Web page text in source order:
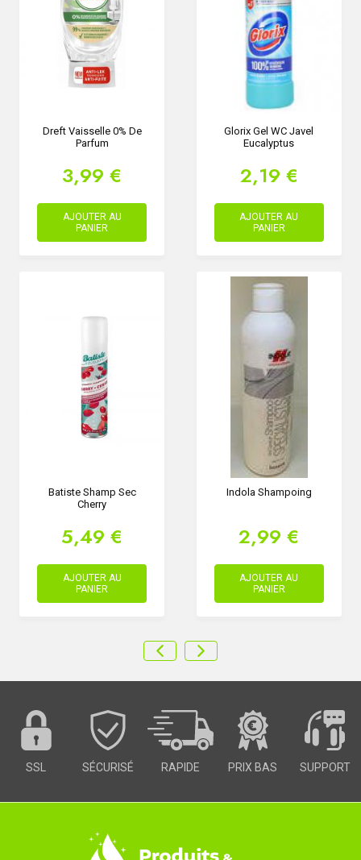
Dreft Vaisselle 0% De
Parfum
3,99 €
AJOUTER AU
PANIER
Glorix Gel WC Javel
Eucalyptus
2,19 €
AJOUTER AU
PANIER
Batiste Shamp Sec
Cherry
5,49 €
AJOUTER AU
PANIER
Indola Shampoing
2,99 €
AJOUTER AU
PANIER
SSL SÉCURISÉ RAPIDE PRIX BAS SUPPORT